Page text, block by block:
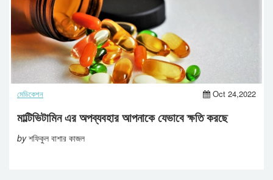
মেডিকেশন Oct 24,2022
মাল্টিভিটামিন এর অপব্যবহার আপনাকে যেভাবে ক্ষতি করছে
byশফিকুল বাশার কাজল